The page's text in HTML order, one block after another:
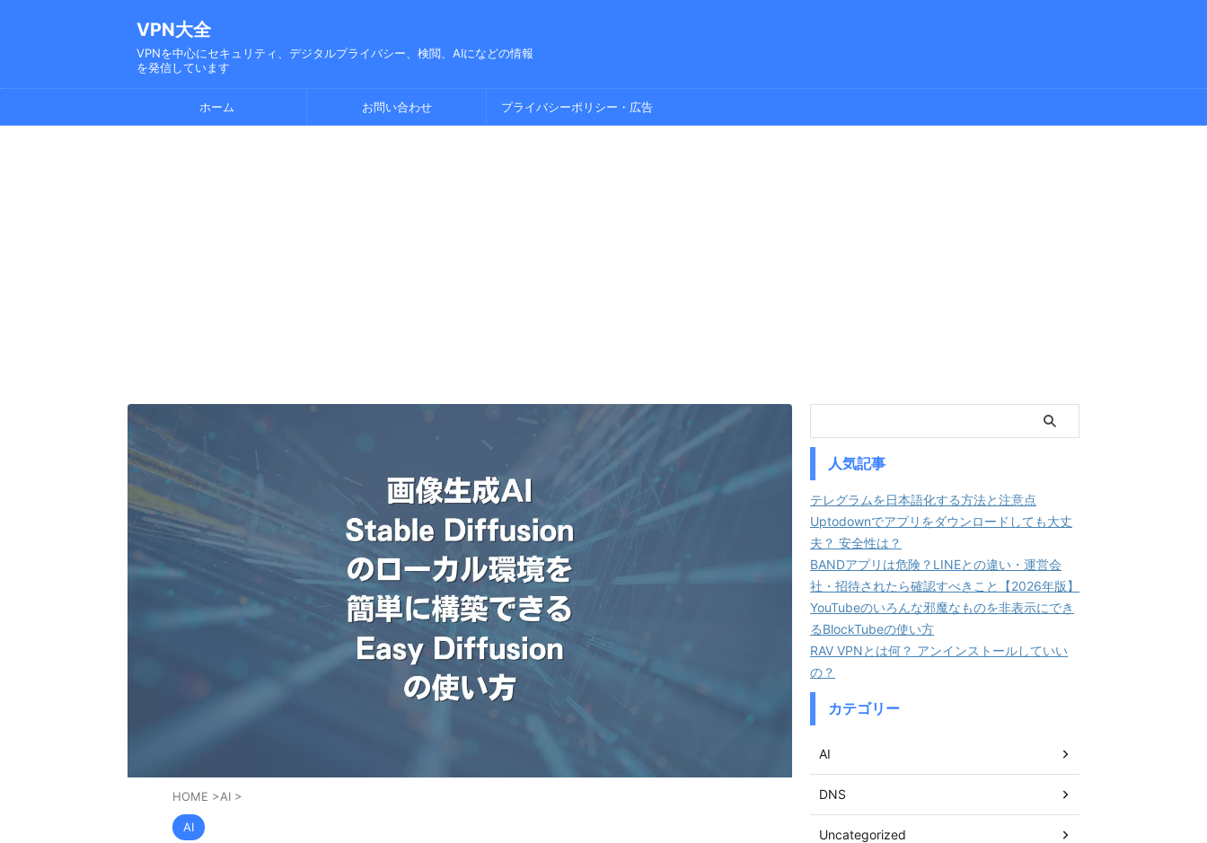
VPN大全
VPNを中心にセキュリティ、デジタルプライバシー、検閲、AIになどの情報
を発信しています
ホーム お問い合わせ プライバシーポリシー・広告
HOME >AI >
AI
人気記事
テレグラムを日本語化する方法と注意点
Uptodownでアプリをダウンロードしても大丈
夫？ 安全性は？
BANDアプリは危険？LINEとの違い・運営会
社・招待されたら確認すべきこと【2026年版】
YouTubeのいろんな邪魔なものを非表示にでき
るBlockTubeの使い方
RAV VPNとは何？ アンインストールしていい
の？
カテゴリー
AI
DNS
Uncategorized